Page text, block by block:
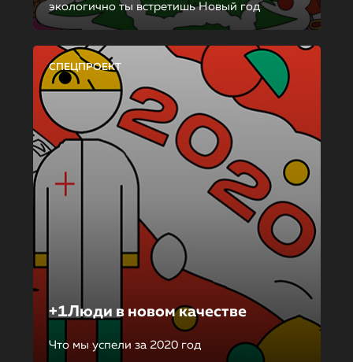
экологично ты встретишь Новый год
СПЕЦПРОЕКТ
+1Люди в новом качестве
Что мы успели за 2020 год